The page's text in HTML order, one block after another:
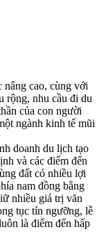
nâng cao, cùng với
rộng, nhu cầu đi du
của con người
ngành kinh tế mũi
doanh du lịch tạo
và các điểm đến
đất có nhiều lợi
nam đồng bằng
nhiều giá trị văn
tục tín ngưỡng, lễ
là điểm đến hấp